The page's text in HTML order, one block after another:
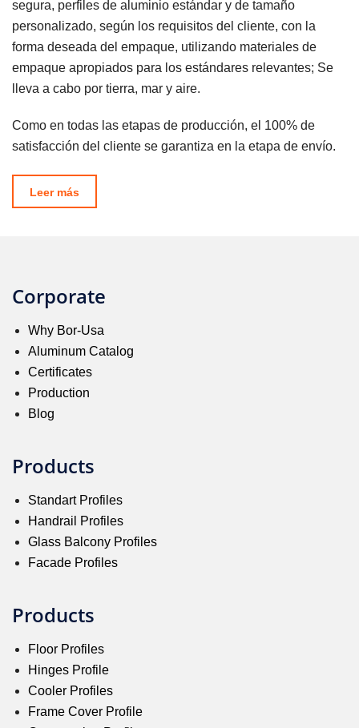
segura, perfiles de aluminio estándar y de tamaño
personalizado, según los requisitos del cliente, con la
forma deseada del empaque, utilizando materiales de
empaque apropiados para los estándares relevantes; Se
lleva a cabo por tierra, mar y aire.
Como en todas las etapas de producción, el 100% de
satisfacción del cliente se garantiza en la etapa de envío.
Leer más
Corporate
Why Bor-Usa
Aluminum Catalog
Certificates
Production
Blog
Products
Standart Profiles
Handrail Profiles
Glass Balcony Profiles
Facade Profiles
Products
Floor Profiles
Hinges Profile
Cooler Profiles
Frame Cover Profile